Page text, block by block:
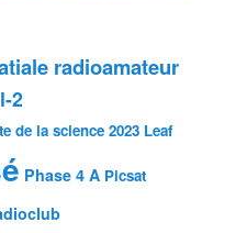
radioamateur
2
de la science 2023 Leaf
Phase 4 A Picsat